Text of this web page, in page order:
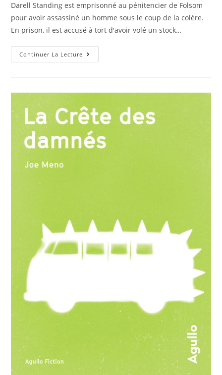
Darell Standing est emprisonné au pénitencier de Folsom
pour avoir assassiné un homme sous le coup de la colère.
En prison, il est accusé à tort d'avoir volé un stock…
Continuer La Lecture